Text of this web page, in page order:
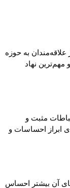
به حوزه
نهاد
مثبت و
ابراز احساسات و
آن بیشتر احساس